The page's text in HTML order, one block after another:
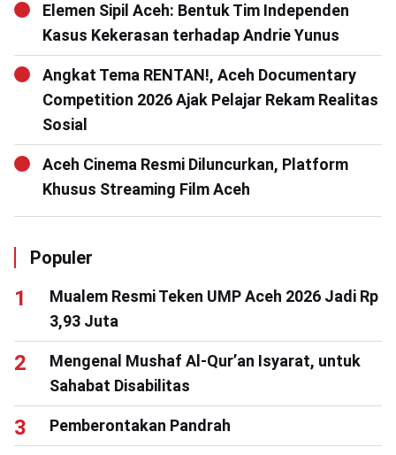
Elemen Sipil Aceh: Bentuk Tim Independen
Kasus Kekerasan terhadap Andrie Yunus
Angkat Tema RENTAN!, Aceh Documentary
Competition 2026 Ajak Pelajar Rekam Realitas
Sosial
Aceh Cinema Resmi Diluncurkan, Platform
Khusus Streaming Film Aceh
Populer
Mualem Resmi Teken UMP Aceh 2026 Jadi Rp
3,93 Juta
Mengenal Mushaf Al-Qur’an Isyarat, untuk
Sahabat Disabilitas
Pemberontakan Pandrah